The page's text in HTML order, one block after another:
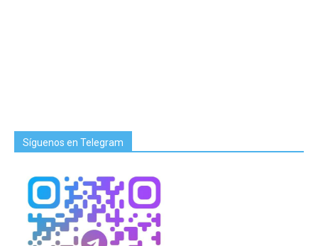
Síguenos en Telegram